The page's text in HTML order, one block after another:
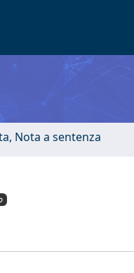
Nota a sentenza